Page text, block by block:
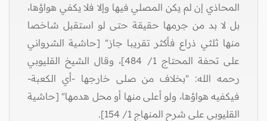
المحاذي إن لم يكن المصلي فيها وإلا فلا يكفي هواؤها،
بل لا بد من جرمها حقيقة حتى لو استقبل شاخصا
منها ثلثي ذراع فأكثر تقريبا جاز" [حاشية الشرواني
على تحفة المحتاج 1/ 484]، وقال الشيخ القليوبي
رحمه الله: "بخلاف من صلى خارجها -أي الكعبة-
فيكفيه هواؤها، ولو أعلى منها أو محل هدمها" [حاشية
القليوبي على شرح المنهاج 1/ 154].